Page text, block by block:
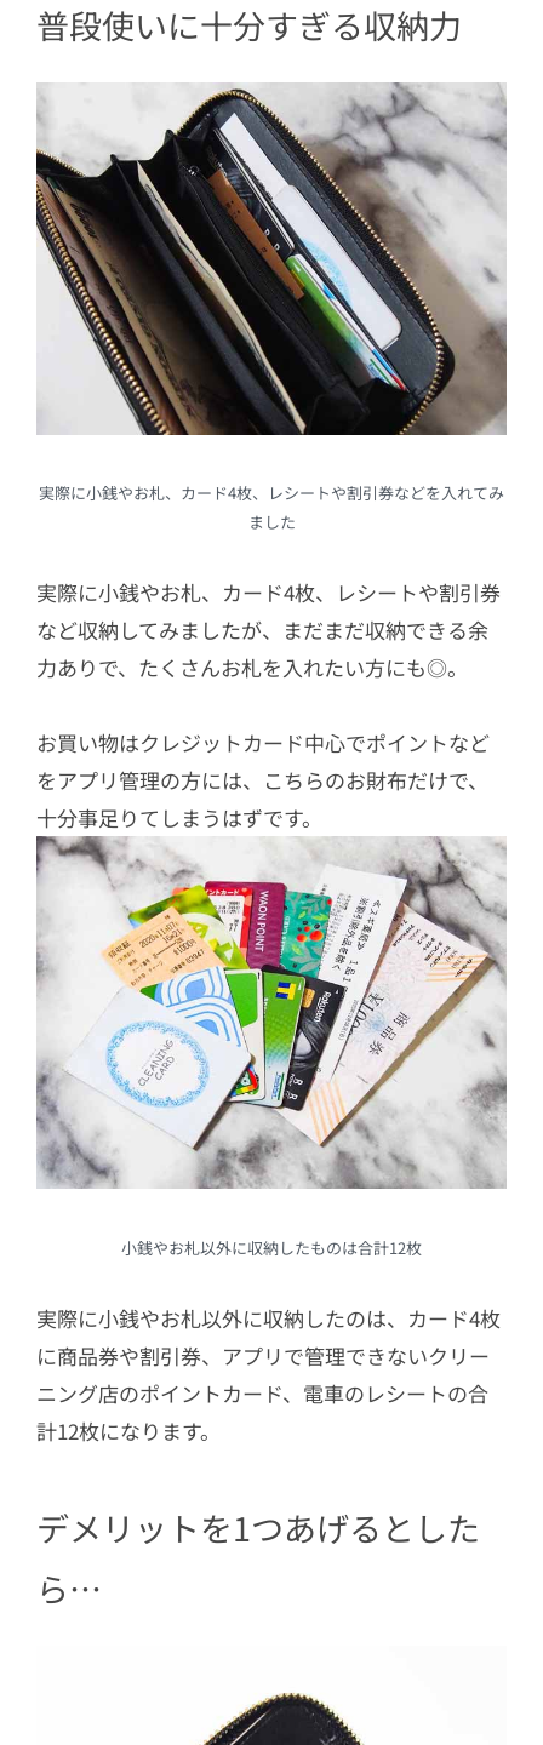
普段使いに十分すぎる収納力
実際に小銭やお札、カード4枚、レシートや割引券などを入れてみ
ました
実際に小銭やお札、カード4枚、レシートや割引券
など収納してみましたが、まだまだ収納できる余
力ありで、たくさんお札を入れたい方にも◎。
お買い物はクレジットカード中心でポイントなど
をアプリ管理の方には、こちらのお財布だけで、
十分事足りてしまうはずです。
小銭やお札以外に収納したものは合計12枚
実際に小銭やお札以外に収納したのは、カード4枚
に商品券や割引券、アプリで管理できないクリー
ニング店のポイントカード、電車のレシートの合
計12枚になります。
デメリットを1つあげるとした
ら…